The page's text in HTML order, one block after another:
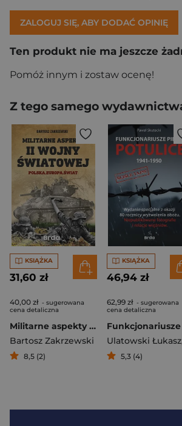
ZALOGUJ SIĘ, ABY DODAĆ OPINIĘ
Ten produkt nie ma jeszcze
Pomóż innym i zostaw ocenę!
Z tego samego
KSIĄŻKA
31,60 zł
40,00 zł - sugerowana
cena detaliczna
Militarne aspekty II wojny światowej Polska, Europa, Świat
Bartosz Zakrzewski
8,5 (2)
KSIĄŻKA
46,94 zł
62,99 zł - sugerowana
cena detaliczna
Ulatowski Łukasz
5,3 (4)